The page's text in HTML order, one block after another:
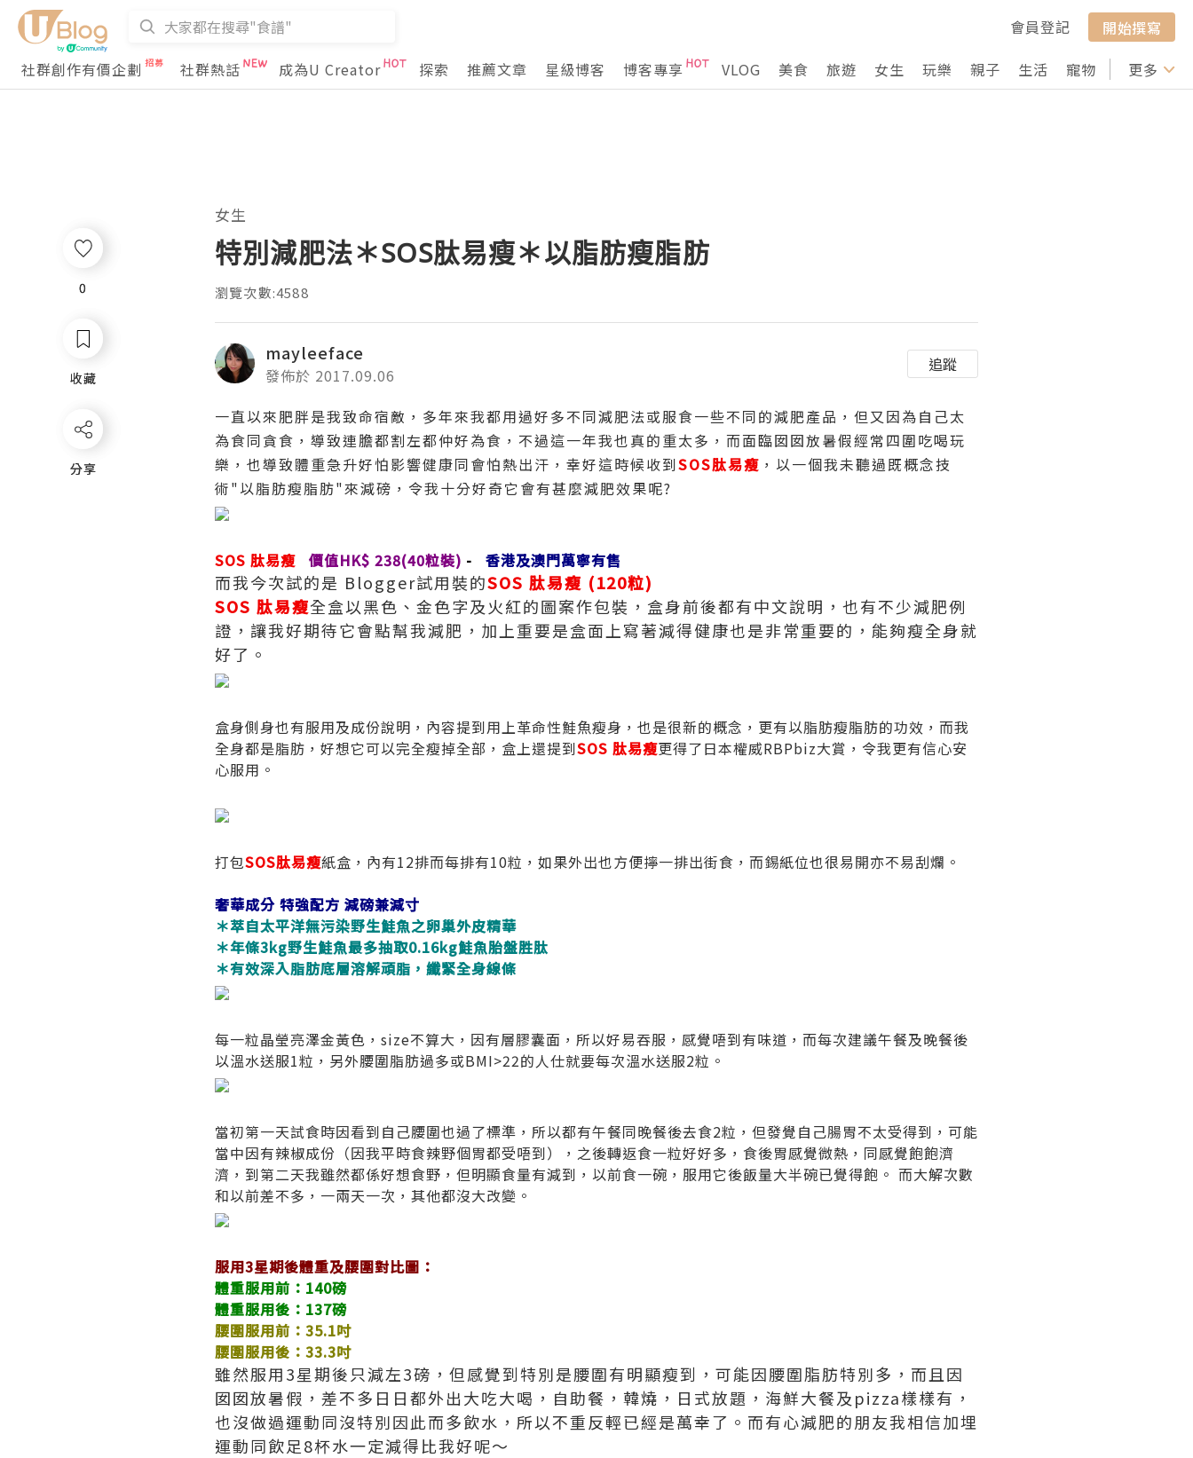
會員登記
開始撰寫
社群創作有價企劃
社群熱話 成為U Creator 探索 推薦文章 星級博客 博客專享 VLOG 美食 旅遊 女生 玩樂 親子 生活 寵物 行山 打卡
更多
0
收藏
分享
女生
特別減肥法＊SOS肽易瘦＊以脂肪瘦脂肪
瀏覽次數:4588
mayleeface
發佈於 2017.09.06
追蹤
一直以來肥胖是我致命宿敵，多年來我都用過好多不同減肥法或服食一些不同的減肥產品，但又因為自己太
為食同貪食，導致連膽都割左都仲好為食，不過這一年我也真的重太多，而面臨囡囡放暑假經常四圍吃喝玩
樂，也導致體重急升好怕影響健康同會怕熱出汗，幸好這時候收到SOS肽易瘦 ，以一個我未聽過既概念技
術"以脂肪瘦脂肪"來減磅，令我十分好奇它會有甚麼減肥效果呢?
SOS 肽易瘦 價值HK$ 238(40粒裝) - 香港及澳門萬寧有售
而我今次試的是 Blogger試用裝的SOS 肽易瘦 (120粒)
SOS 肽易瘦全盒以黑色、金色字及火紅的圖案作包裝，盒身前後都有中文說明，也有不少減肥例
證，讓我好期待它會點幫我減肥，加上重要是盒面上寫著減得健康也是非常重要的，能夠瘦全身就
好了。
盒身側身也有服用及成份說明，內容提到用上革命性鮭魚瘦身，也是很新的概念，更有以脂肪瘦脂肪的功效，而我
全身都是脂肪，好想它可以完全瘦掉全部，盒上還提到SOS 肽易瘦更得了日本權威RBPbiz大賞，令我更有信心安
心服用。
打包SOS肽易瘦紙盒，內有12排而每排有10粒，如果外出也方便擰一排出街食，而錫紙位也很易開亦不易刮爛。
奢華成分 特強配方 減磅兼減寸
＊萃自太平洋無污染野生鮭魚之卵巢外皮精華
＊年條3kg野生鮭魚最多抽取0.16kg鮭魚胎盤胜肽
＊有效深入脂肪底層溶解頑脂，纖緊全身線條
每一粒晶瑩亮澤金黃色，size不算大，因有層膠囊面，所以好易吞服，感覺唔到有味道，而每次建議午餐及晚餐後
以溫水送服1粒，另外腰圍脂肪過多或BMI>22的人仕就要每次溫水送服2粒。
當初第一天試食時因看到自己腰圍也過了標準，所以都有午餐同晚餐後去食2粒，但發覺自己腸胃不太受得到，可能
當中因有辣椒成份（因我平時食辣野個胃都受唔到），之後轉返食一粒好好多，食後胃感覺微熱，同感覺飽飽濟
濟，到第二天我雖然都係好想食野，但明顯食量有減到，以前食一碗，服用它後飯量大半碗已覺得飽。 而大解次數
和以前差不多，一兩天一次，其他都沒大改變。
服用3星期後體重及腰圍對比圖：
體重服用前：140磅
體重服用後：137磅
腰圍服用前：35.1吋
腰圍服用後：33.3吋
雖然服用3星期後只減左3磅，但感覺到特別是腰圍有明顯瘦到，可能因腰圍脂肪特別多，而且因
囡囡放暑假，差不多日日都外出大吃大喝，自助餐，韓燒，日式放題，海鮮大餐及pizza樣樣有，
也沒做過運動同沒特別因此而多飲水，所以不重反輕已經是萬幸了。而有心減肥的朋友我相信加埋
運動同飲足8杯水一定減得比我好呢～
0
收藏
分享